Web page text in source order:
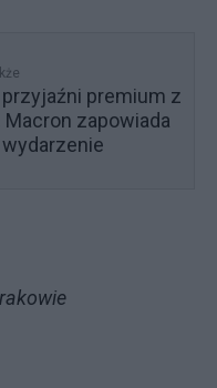
premium z
Macron zapowiada